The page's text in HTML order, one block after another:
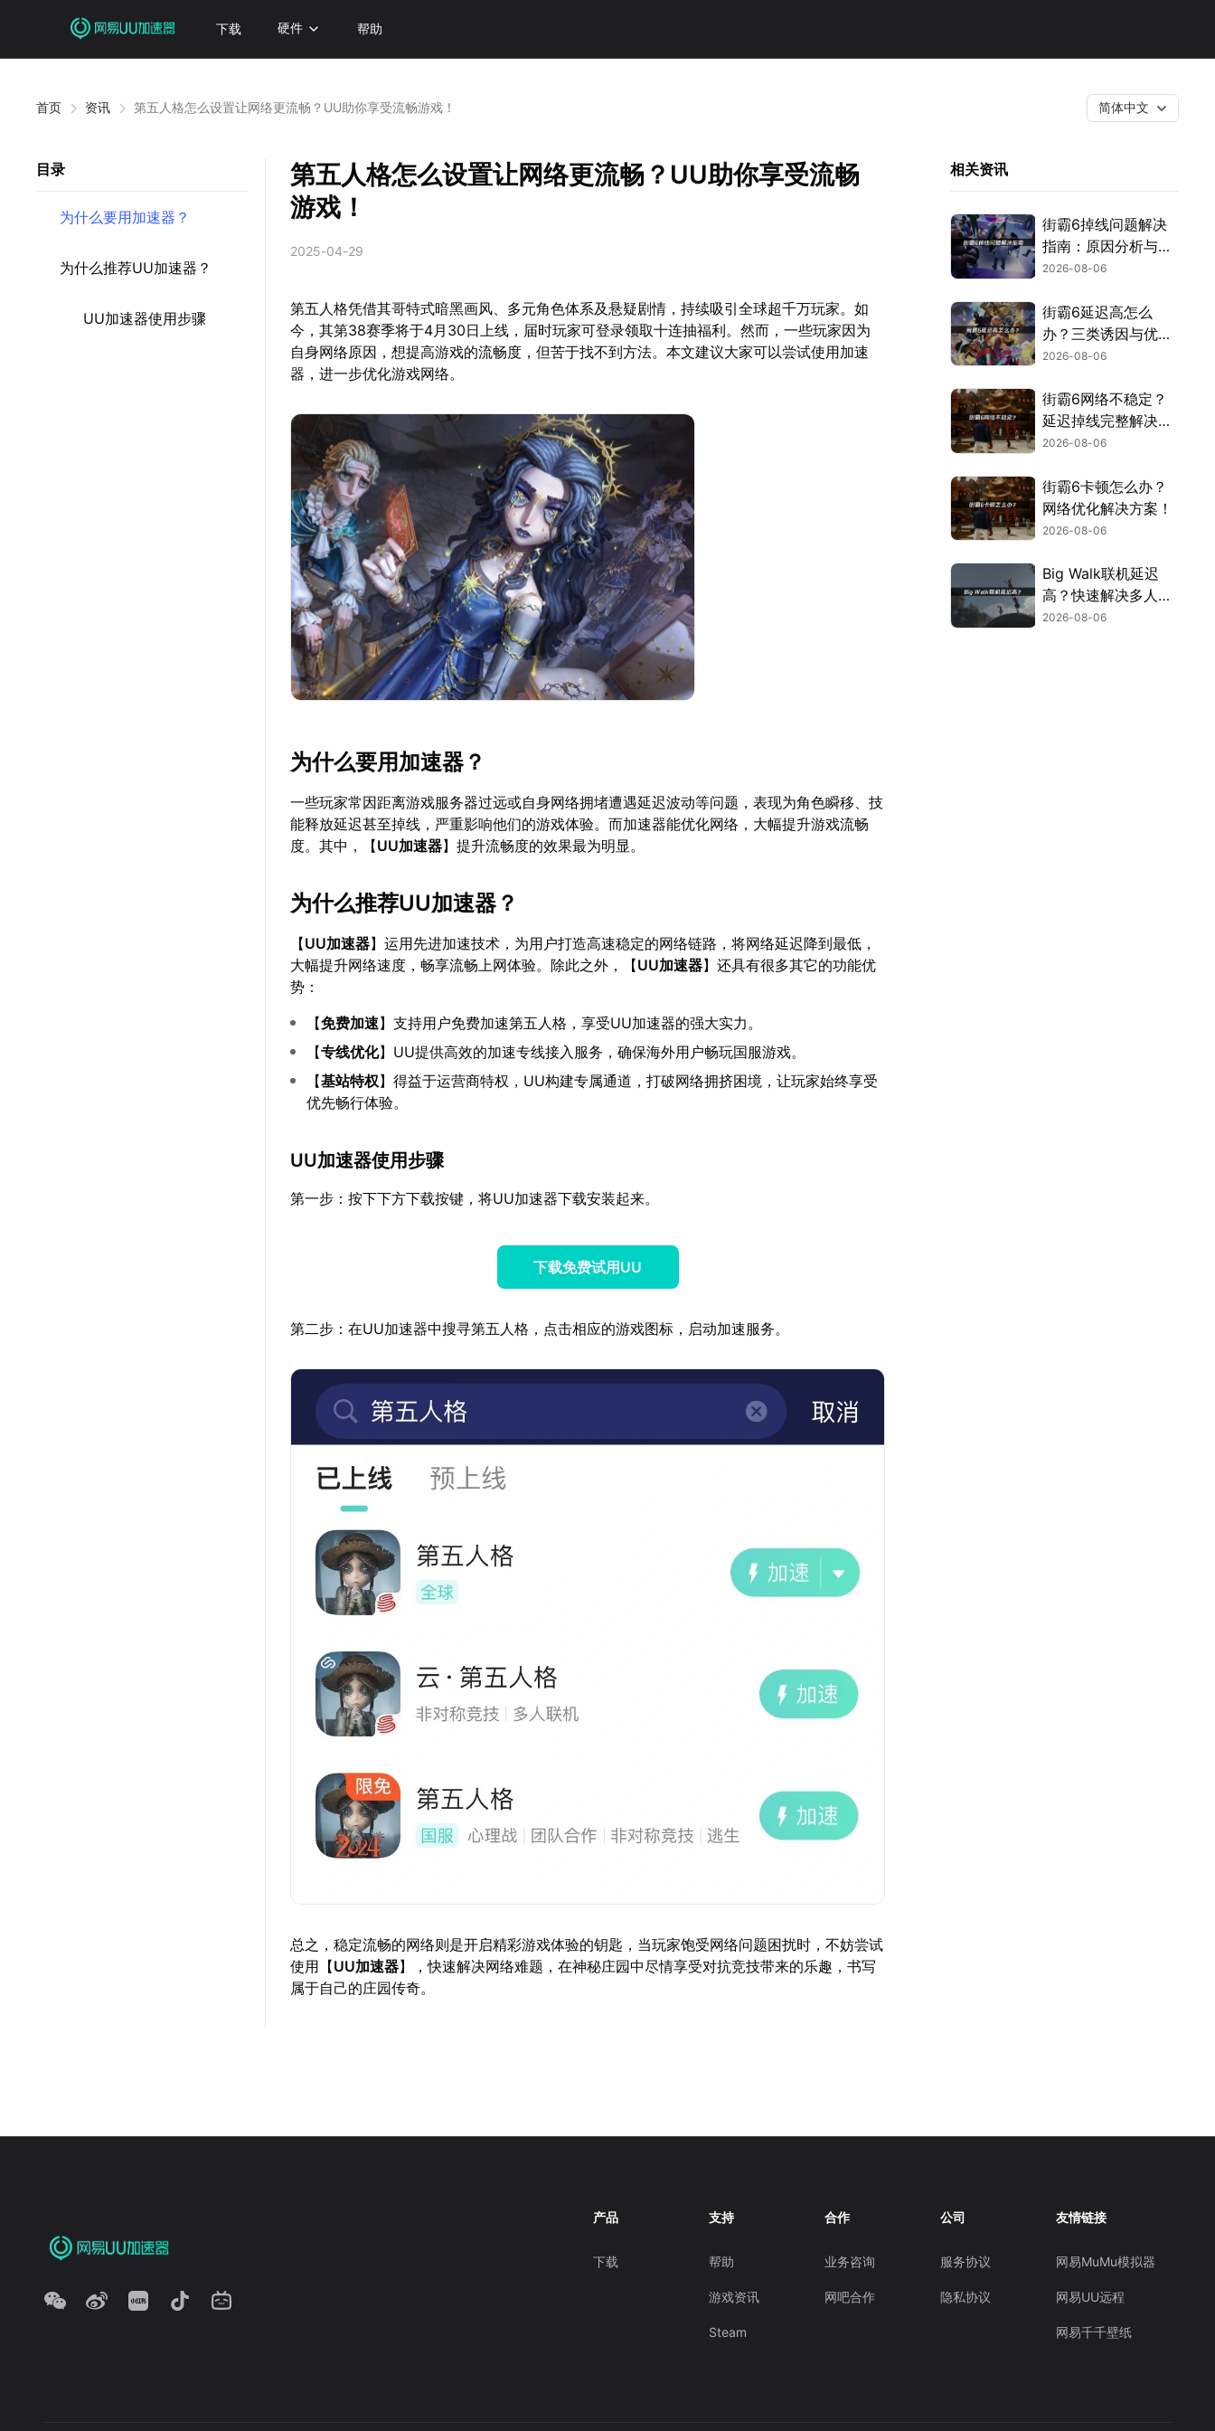
下载 硬件 帮助
首页 资讯 第五人格怎么设置让网络更流畅？UU助你享受流畅游戏！ 简体中文
目录
为什么要用加速器？
为什么推荐UU加速器？
UU加速器使用步骤
第五人格怎么设置让网络更流畅？UU助你享受流畅
游戏！
2025-04-29
第五人格凭借其哥特式暗黑画风、多元角色体系及悬疑剧情，持续吸引全球超千万玩家。如
今，其第38赛季将于4月30日上线，届时玩家可登录领取十连抽福利。然而，一些玩家因为
自身网络原因，想提高游戏的流畅度，但苦于找不到方法。本文建议大家可以尝试使用加速
器，进一步优化游戏网络。
为什么要用加速器？
一些玩家常因距离游戏服务器过远或自身网络拥堵遭遇延迟波动等问题，表现为角色瞬移、技
能释放延迟甚至掉线，严重影响他们的游戏体验。而加速器能优化网络，大幅提升游戏流畅
度。其中，【UU加速器】提升流畅度的效果最为明显。
为什么推荐UU加速器？
【UU加速器】运用先进加速技术，为用户打造高速稳定的网络链路，将网络延迟降到最低，
大幅提升网络速度，畅享流畅上网体验。除此之外，【UU加速器】还具有很多其它的功能优
势：
【免费加速】支持用户免费加速第五人格，享受UU加速器的强大实力。
【专线优化】UU提供高效的加速专线接入服务，确保海外用户畅玩国服游戏。
【基站特权】得益于运营商特权，UU构建专属通道，打破网络拥挤困境，让玩家始终享受
优先畅行体验。
UU加速器使用步骤
第一步：按下下方下载按键，将UU加速器下载安装起来。
下载免费试用UU
第二步：在UU加速器中搜寻第五人格，点击相应的游戏图标，启动加速服务。
总之，稳定流畅的网络则是开启精彩游戏体验的钥匙，当玩家饱受网络问题困扰时，不妨尝试
使用【UU加速器】，快速解决网络难题，在神秘庄园中尽情享受对抗竞技带来的乐趣，书写
属于自己的庄园传奇。
相关资讯
街霸6掉线问题解决
指南：原因分析与网
络优化技巧！
2026-08-06
街霸6延迟高怎么
办？三类诱因与优化
解决方案！
2026-08-06
街霸6网络不稳定？
延迟掉线完整解决指
南！
2026-08-06
街霸6卡顿怎么办？
网络优化解决方案！
2026-08-06
Big Walk联机延迟
高？快速解决多人联
机卡顿问题！
2026-08-06
产品
下载
支持
帮助
游戏资讯
Steam
合作
业务咨询
网吧合作
公司
服务协议
隐私协议
友情链接
网易MuMu模拟器
网易UU远程
网易千千壁纸